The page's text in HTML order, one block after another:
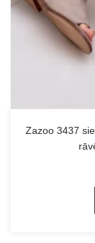
Zazoo 3437